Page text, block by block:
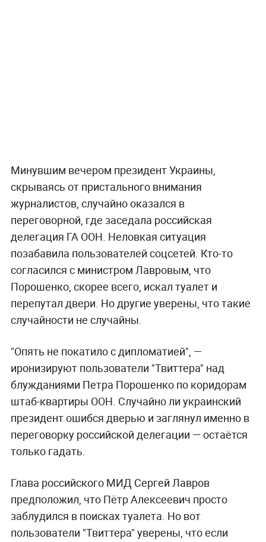
Минувшим вечером президент Украины,
скрываясь от пристального внимания
журналистов, случайно оказался в
переговорной, где заседала российская
делегация ГА ООН. Неловкая ситуация
позабавила пользователей соцсетей. Кто-то
согласился с министром Лавровым, что
Порошенко, скорее всего, искал туалет и
перепутал двери. Но другие уверены, что такие
случайности не случайны.
"Опять не покатило с дипломатией", —
иронизируют пользователи "Твиттера" над
блужданиями Петра Порошенко по коридорам
штаб-квартиры ООН. Случайно ли украинский
президент ошибся дверью и заглянул именно в
переговорку российской делегации — остаётся
только гадать.
Глава российского МИД Сергей Лавров
предположил, что Пётр Алексеевич просто
заблудился в поисках туалета. Но вот
пользователи "Твиттера" уверены, что если